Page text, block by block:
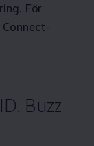
För
Buzz